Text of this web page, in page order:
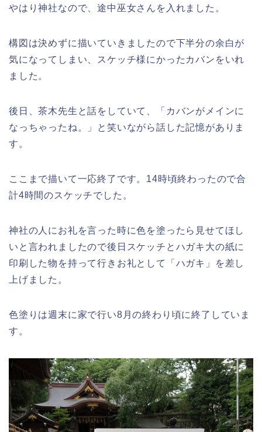
やはり神社なので、途中巫女さんを入れました。
構図は決めずに描いていきましたので下半分の余白が
気になってしまい、スケッチ様にかったカバンをいれ
ました。
後日、茶木先生と話をしていて、「カバンがメインに
なっちゃったね。」と笑いながら話した記憶がありま
す。
ここまで描いて一応終了です。14時頃終わったので合
計4時間のスケッチでした。
神社の人にお礼を言った時に色を塗ったら見せてほし
いと言われましたので後日スケッチとハガキ大の紙に
印刷した物を持って行きお礼として「ハガキ」を差し
上げました。
色塗りは週末に家で行い8月の終わり頃に終了していま
す。